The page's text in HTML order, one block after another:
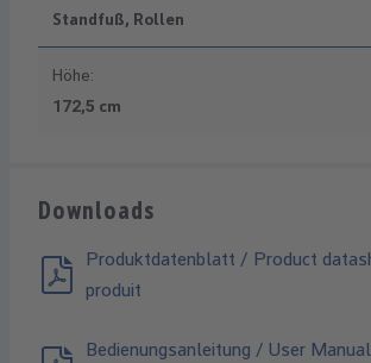
Standfuß, Rollen
Höhe:
172,5 cm
Downloads
Produktdatenblatt / Product
produit
Bedienungsanleitung / User